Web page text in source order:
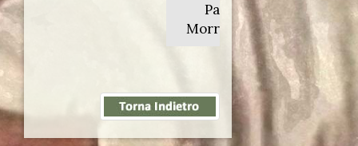
Paul
Morrissey